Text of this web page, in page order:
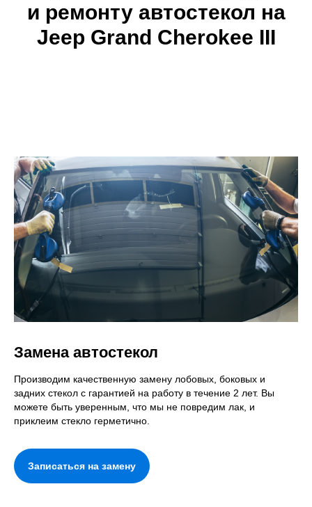
и ремонту автостекол на
Jeep Grand Cherokee III
Замена автостекол
Производим качественную замену лобовых, боковых и
задних стекол с гарантией на работу в течение 2 лет. Вы
можете быть уверенным, что мы не повредим лак, и
приклеим стекло герметично.
Записаться на замену